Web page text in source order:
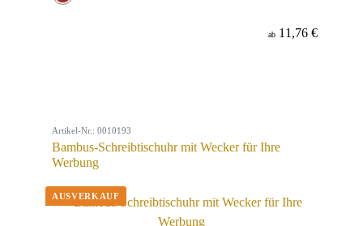
ab 11,76 €
Artikel-Nr.: 0010193
Bambus-Schreibtischuhr mit Wecker für Ihre
Werbung